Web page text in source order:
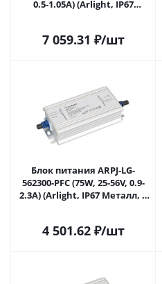
0.5-1.05A) (Arlight, IP67
7 059.31 ₽/шт
Блок питания ARPJ-LG-
562300-PFC (75W, 25-56V, 0.9-
2.3A) (Arlight, IP67 Металл, 5
4 501.62₽/шт